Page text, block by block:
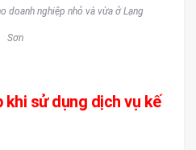
doanh nghiệp nhỏ và vừa ở Lạng
Sơn
khi sử dụng dịch vụ kế